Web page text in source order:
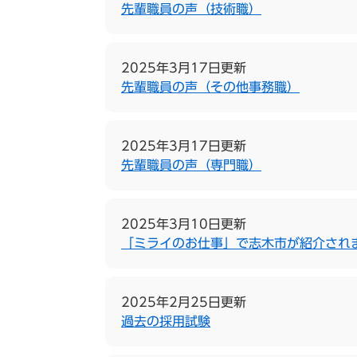
先輩職員の声（技術職）
2025年3月17日更新
先輩職員の声（その他事務職）
2025年3月17日更新
先輩職員の声（専門職）
2025年3月10日更新
「ミライのお仕事」で志木市が紹介され
2025年2月25日更新
過去の採用試験